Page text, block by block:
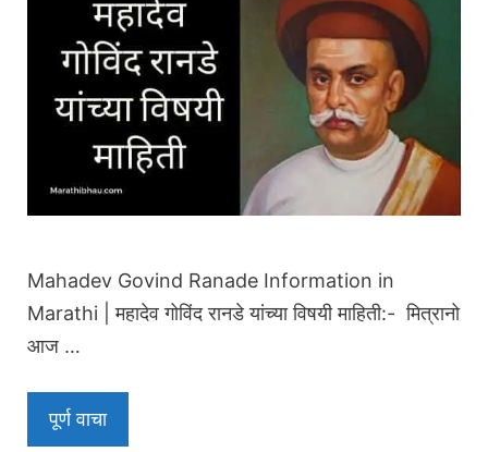
Mahadev Govind Ranade Information in
Marathi | महादेव गोविंद रानडे यांच्या विषयी माहिती:- मित्रानो
आज …
पूर्ण वाचा